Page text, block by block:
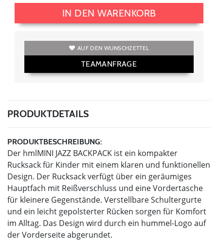
IN DEN WARENKORB
AUF DEN WUNSCHZETTEL
TEAMANFRAGE
PRODUKTDETAILS
PRODUKTBESCHREIBUNG:
Der hmlMINI JAZZ BACKPACK ist ein kompakter
Rucksack für Kinder mit einem klaren und funktionellen
Design. Der Rucksack verfügt über ein geräumiges
Hauptfach mit Reißverschluss und eine Vordertasche
für kleinere Gegenstände. Verstellbare Schultergurte
und ein leicht gepolsterter Rücken sorgen für Komfort
im Alltag. Das Design wird durch ein hummel-Logo auf
der Vorderseite abgerundet.